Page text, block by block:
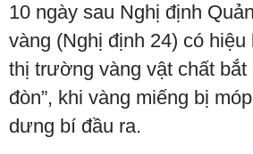
10 ngày sau Nghị định
vàng (Nghị định 24) có
thị trường vàng vật chất bắt
đòn”, khi vàng miếng bị
dưng bí đầu ra.